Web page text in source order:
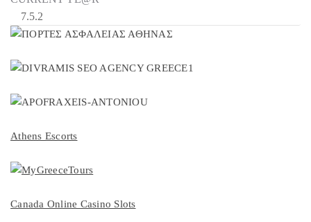
Athens Escorts
Canada Online Casino Slots